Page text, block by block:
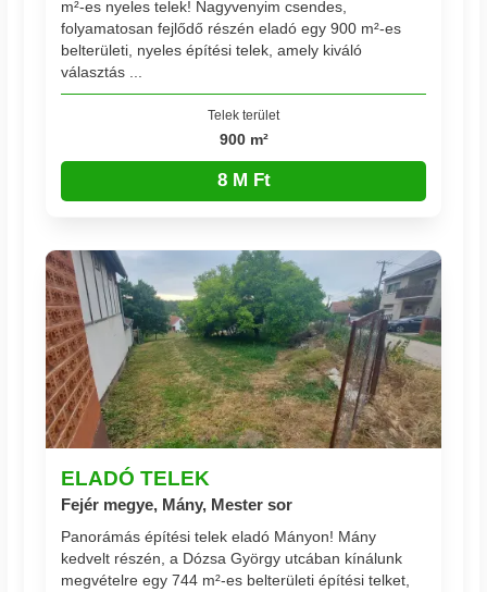
m²-es nyeles telek! Nagyvenyim csendes,
folyamatosan fejlődő részén eladó egy 900 m²-es
belterületi, nyeles építési telek, amely kiváló
választás ...
Telek terület
900 m²
8 M Ft
ELADÓ TELEK
Fejér megye, Mány, Mester sor
Panorámás építési telek eladó Mányon! Mány
kedvelt részén, a Dózsa György utcában kínálunk
megvételre egy 744 m²-es belterületi építési telket,